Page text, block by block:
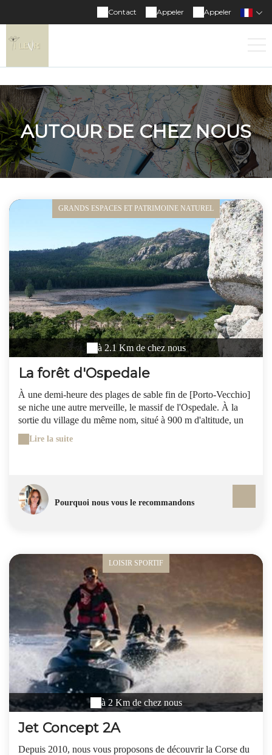
Appeler
Appeler
Contact
AUTOUR DE CHEZ NOUS
GRANDS ESPACES ET PATRIMOINE NATUREL
à 2.1 Km de chez nous
La forêt d'Ospedale
À une demi-heure des plages de sable fin de [Porto-Vecchio]
se niche une autre merveille, le massif de l'Ospedale. À la
sortie du village du même nom, situé à 900 m d'altitude, un
terre-plein offre un panorama époustouflant sur le golfe. Une
jolie entrée en matière pour découvrir, un peu plus haut, la
[Piscia di Ghjaggu], qui se jette de 70 m de hauteur.
Beaucoup de randonnées fléchées, de tous les niveaux,
traversent le massif. La plus célèbre, mais aussi la plus
traversant les principaux villages de [l'Alta Rocca]. Très belle
balade également, le sentier de la Punta Vacca Morta part du
même endroit pour rejoindre un plateau à 1 314 m d'altitude
qui offre une vue superbe sur le [golfe de Porto-Vecchio] à
l'Est et sur le [golfe du Valinco] à l'Ouest (1h30 aller/retour)
Lire la suite
Pourquoi nous vous le recommandons
LOISIR SPORTIF
à 2 Km de chez nous
Jet Concept 2A
Depuis 2010, nous vous proposons de découvrir la Corse du